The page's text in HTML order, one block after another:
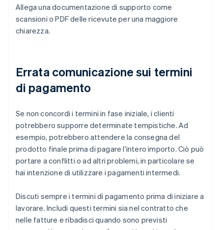
Allega una documentazione di supporto come
scansioni o PDF delle ricevute per una maggiore
chiarezza.
Errata comunicazione sui termini
di pagamento
Se non concordi i termini in fase iniziale, i clienti
potrebbero supporre determinate tempistiche. Ad
esempio, potrebbero attendere la consegna del
prodotto finale prima di pagare l'intero importo. Ciò può
portare a conflitti o ad altri problemi, in particolare se
hai intenzione di utilizzare i pagamenti intermedi.
Discuti sempre i termini di pagamento prima di iniziare a
lavorare. Includi questi termini sia nel contratto che
nelle fatture e ribadisci quando sono previsti